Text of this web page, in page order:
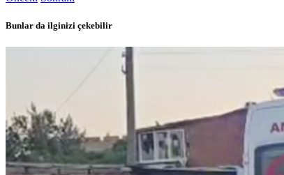
Bunlar da ilginizi çekebilir